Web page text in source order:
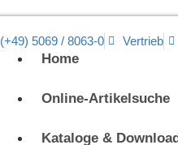
(+49) 5069 / 8063-0 Vertrieb
Home
Online-Artikelsuche
Kataloge &